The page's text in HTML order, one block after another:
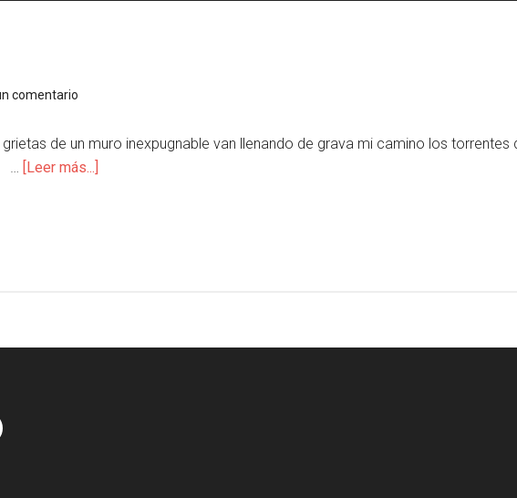
comentario
de un muro inexpugnable van llenando de grava mi camino los
… [Leer más...]